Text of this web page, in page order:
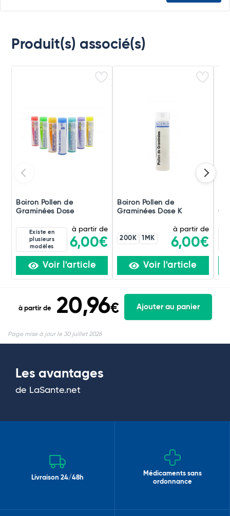
Produit(s) associé(s)
Boiron Pollen de
Graminées Dose
Existe en
plusieurs
modèles
à partir de
6,00€
Voir l'article
Boiron Pollen de
Graminées Dose K
200K 1MK
à partir de
6,00€
Voir l'article
à partir de 20,96€ Ajouter au panier
Page mise à jour le 30 juillet 2026
Les avantages
de LaSante.net
Livraison 24/48h
Médicaments sans
ordonnance